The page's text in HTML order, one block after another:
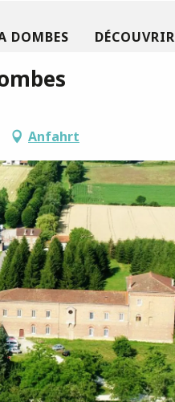
DOMBES DÉCOUVRIR
Anfahrt